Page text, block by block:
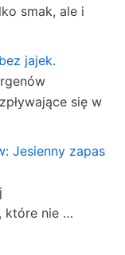
smak, ale i
jajek.
się w
Jesienny zapas
które nie …